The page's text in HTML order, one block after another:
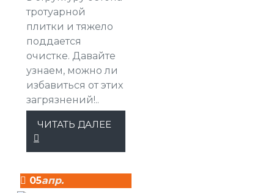
тротуарной
плитки и тяжело
поддается
очистке. Давайте
узнаем, можно ли
избавиться от этих
загрязнений!..
ЧИТАТЬ ДАЛЕЕ
05апр.